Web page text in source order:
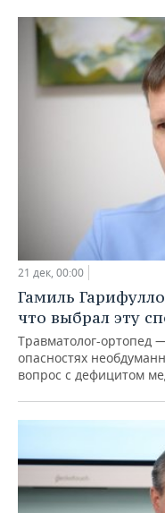
21 дек, 00:00
Гамиль
что выбрал эту
Травматолог-ортопед
опасностях
вопрос с дефицитом